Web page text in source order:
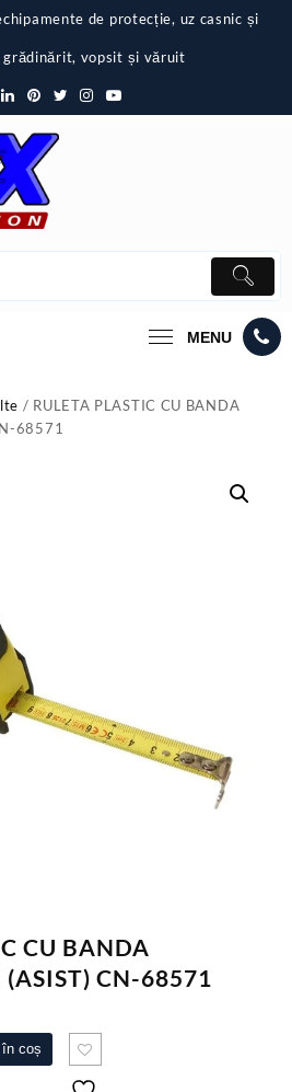
de protecție, uz casnic și
grădinărit, vopsit și văruit
MENU
/ RULETA PLASTIC CU BANDA
68571
CU BANDA
CN-68571
coș